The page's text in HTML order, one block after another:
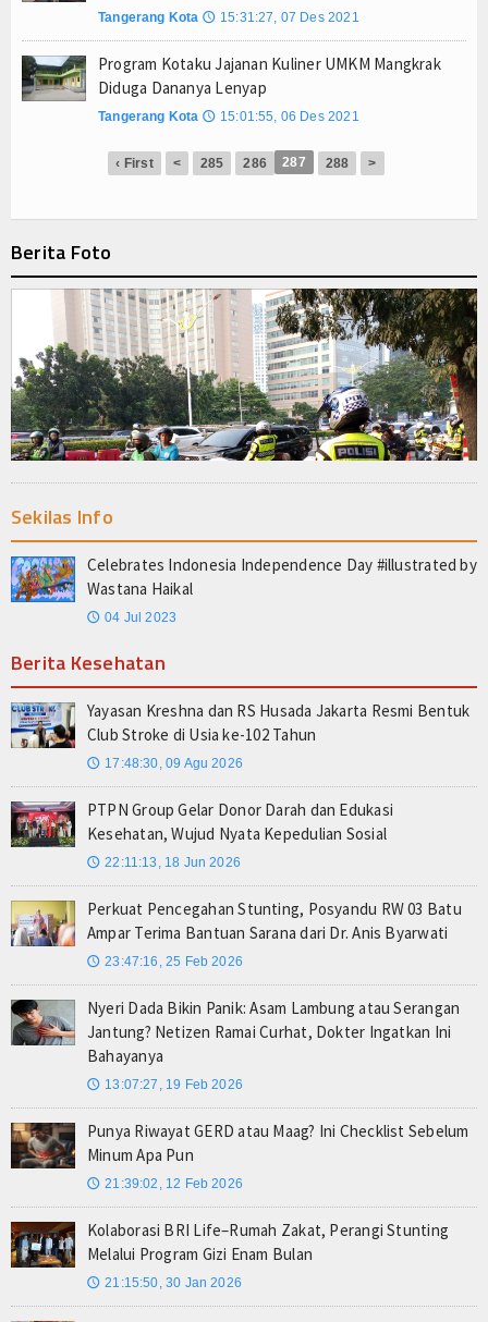
Tangerang Kota 🕔 15:31:27, 07 Des 2021
Program Kotaku Jajanan Kuliner UMKM Mangkrak
Diduga Dananya Lenyap
Tangerang Kota 🕔 15:01:55, 06 Des 2021
‹ First < 285 286 287 288 >
Berita Foto
Sekilas Info
Celebrates Indonesia Independence Day #illustrated by
Wastana Haikal
🕔 04 Jul 2023
Berita Kesehatan
Yayasan Kreshna dan RS Husada Jakarta Resmi Bentuk
Club Stroke di Usia ke-102 Tahun
🕔 17:48:30, 09 Agu 2026
PTPN Group Gelar Donor Darah dan Edukasi
Kesehatan, Wujud Nyata Kepedulian Sosial
🕔 22:11:13, 18 Jun 2026
Perkuat Pencegahan Stunting, Posyandu RW 03 Batu
Ampar Terima Bantuan Sarana dari Dr. Anis Byarwati
🕔 23:47:16, 25 Feb 2026
Nyeri Dada Bikin Panik: Asam Lambung atau Serangan
Jantung? Netizen Ramai Curhat, Dokter Ingatkan Ini
Bahayanya
🕔 13:07:27, 19 Feb 2026
Punya Riwayat GERD atau Maag? Ini Checklist Sebelum
Minum Apa Pun
🕔 21:39:02, 12 Feb 2026
Kolaborasi BRI Life–Rumah Zakat, Perangi Stunting
Melalui Program Gizi Enam Bulan
🕔 21:15:50, 30 Jan 2026